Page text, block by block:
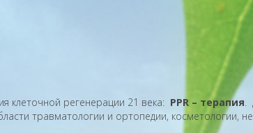
клеточной регенерации 21 века: PPR – терапия.
травматологии и ортопедии, косметологии,